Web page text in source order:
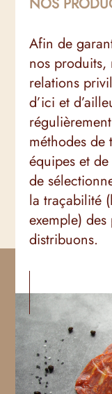
Afin de
nos produits,
relations
d’ici et
méthodes de
équipes et
de
la traçabilité
exemple)
distribuons.